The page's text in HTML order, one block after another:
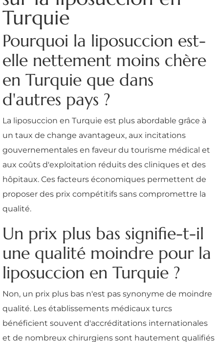
Turquie
Pourquoi la liposuccion est-
elle nettement moins chère
en Turquie que dans
d'autres pays ?
La liposuccion en Turquie est plus abordable grâce à
un taux de change avantageux, aux incitations
gouvernementales en faveur du tourisme médical et
aux coûts d'exploitation réduits des cliniques et des
hôpitaux. Ces facteurs économiques permettent de
proposer des prix compétitifs sans compromettre la
qualité.
Un prix plus bas signifie-t-il
une qualité moindre pour la
liposuccion en Turquie ?
Non, un prix plus bas n'est pas synonyme de moindre
qualité. Les établissements médicaux turcs
bénéficient souvent d'accréditations internationales
et de nombreux chirurgiens sont hautement qualifiés